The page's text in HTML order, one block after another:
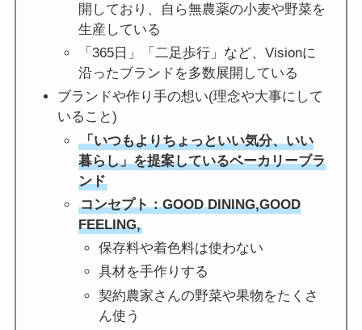
開しており、自ら無農薬の小麦や野菜を
生産している
「365日」「二足歩行」など、Visionに
沿ったブランドを多数展開している
ブランドや作り手の想い(理念や大事にして
いること)
「いつもよりちょっといい気分、いい
暮らし」を提案しているベーカリーブラ
ンド
コンセプト：GOOD DINING,GOOD
FEELING,
保存料や着色料は使わない
具材を手作りする
契約農家さんの野菜や果物をたくさ
ん使う